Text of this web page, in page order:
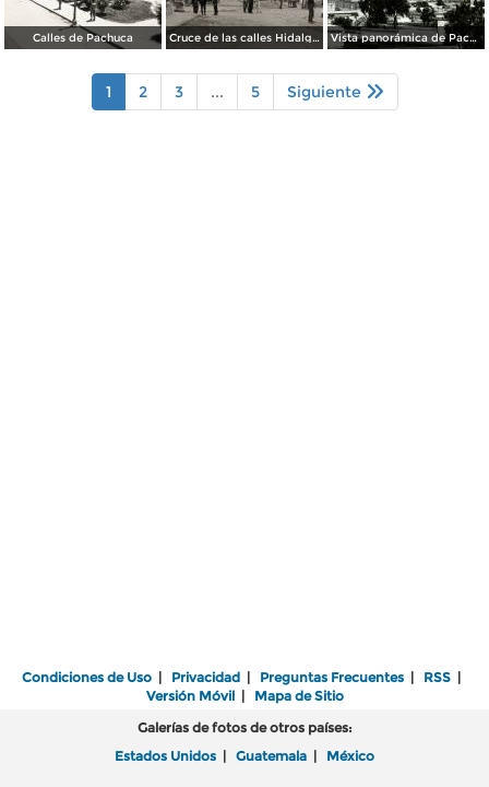
Calles de Pachuca Cruce de las calles Hidalgo y Ocampo Vista panorámica de Pachuca
1 2 3 ... 5 Siguiente
Condiciones de Uso | Privacidad | Preguntas Frecuentes | RSS |
Versión Móvil| Mapa de Sitio
Galerías de fotos de otros países:
Estados Unidos | Guatemala | México